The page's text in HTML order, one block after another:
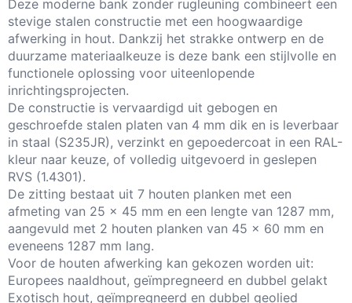
Deze moderne bank zonder rugleuning combineert een
stevige stalen constructie met een hoogwaardige
afwerking in hout. Dankzij het strakke ontwerp en de
duurzame materiaalkeuze is deze bank een stijlvolle en
functionele oplossing voor uiteenlopende
inrichtingsprojecten.
De constructie is vervaardigd uit gebogen en
geschroefde stalen platen van 4 mm dik en is leverbaar
in staal (S235JR), verzinkt en gepoedercoat in een RAL-
kleur naar keuze, of volledig uitgevoerd in geslepen
RVS (1.4301).
De zitting bestaat uit 7 houten planken met een
afmeting van 25 x 45 mm en een lengte van 1287 mm,
aangevuld met 2 houten planken van 45 x 60 mm en
eveneens 1287 mm lang.
Voor de houten afwerking kan gekozen worden uit:
Europees naaldhout, geïmpregneerd en dubbel gelakt
Exotisch hout, geïmpregneerd en dubbel geolied
van
de
afbeeldingen-
gallerij